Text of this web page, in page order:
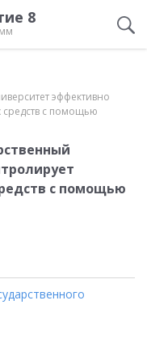
8
эффективно
с помощью
с помощью